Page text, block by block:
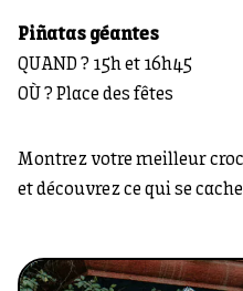
Piñatas géantes
QUAND ? 15h et 16h45
OÙ ? Place des fêtes
Montrez votre meilleur
et découvrez ce qui se